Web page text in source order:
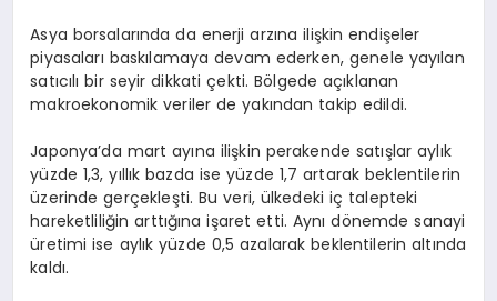
Asya borsalarında da enerji arzına ilişkin endişeler
piyasaları baskılamaya devam ederken, genele yayılan
satıcılı bir seyir dikkati çekti. Bölgede açıklanan
makroekonomik veriler de yakından takip edildi.
Japonya’da mart ayına ilişkin perakende satışlar aylık
yüzde 1,3, yıllık bazda ise yüzde 1,7 artarak beklentilerin
üzerinde gerçekleşti. Bu veri, ülkedeki iç talepteki
hareketliliğin arttığına işaret etti. Aynı dönemde sanayi
üretimi ise aylık yüzde 0,5 azalarak beklentilerin altında
kaldı.